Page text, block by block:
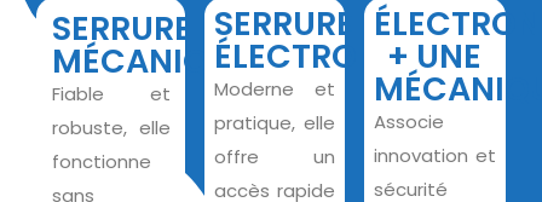
SERRURE
MÉCANIQUE
Fiable et
robuste, elle
fonctionne
sans
SERRURE
ÉLECTRONIQUE
Moderne et
pratique, elle
offre un
accès rapide
+ UNE
Associe
innovation et
sécurité